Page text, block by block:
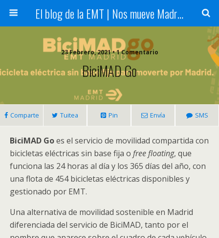
El blog de la EMT | Nos mueve Madrid
23 Febrero, 2021 • 1 Comentario
BiciMAD Go
Comparte Tuitea Pin Envía SMS
BiciMAD Goes el servicio de movilidad compartida con
bicicletas eléctricas sin base fija o free floating, que
funciona las 24 horas al día y los 365 días del año, con
una flota de 454 bicicletas eléctricas disponibles y
gestionado por EMT.
Una alternativa de movilidad sostenible en Madrid
diferenciada del servicio de BiciMAD, tanto por el